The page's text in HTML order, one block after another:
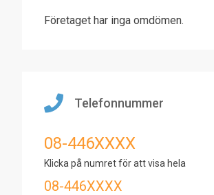
Företaget har inga omdömen.
Telefonnummer
08-446XXXX
Klicka på numret för att visa hela
08-446XXXX